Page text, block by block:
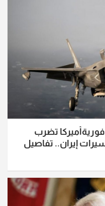
تضرب
إيران.. تفاصيل